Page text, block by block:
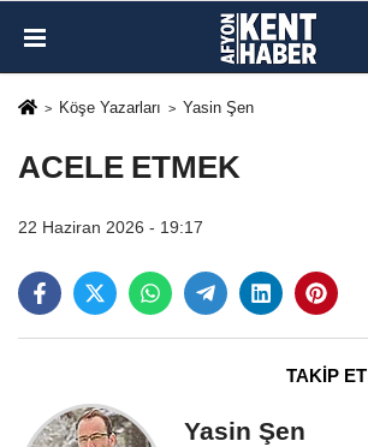
Köşe Yazarları Yasin Şen
ACELE ETMEK
22 Haziran 2026 - 19:17
TAKİP ET
Yasin Şen